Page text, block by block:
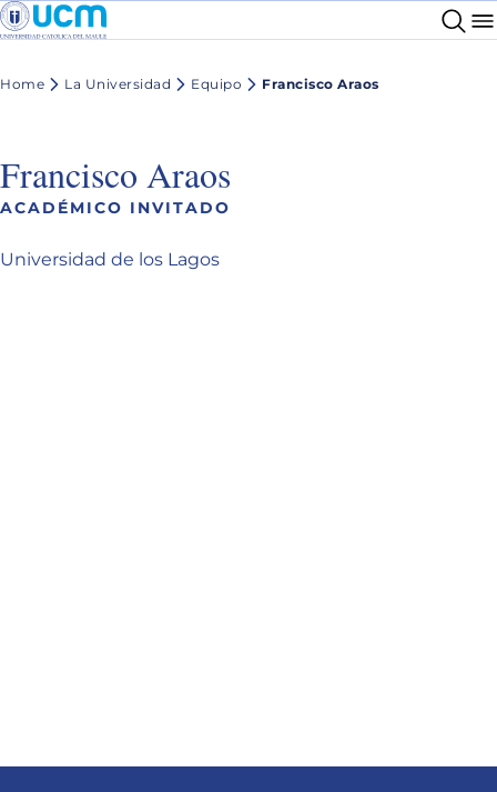
Home La Universidad Equipo Francisco Araos
Francisco Araos
ACADÉMICO INVITADO
Universidad de los Lagos